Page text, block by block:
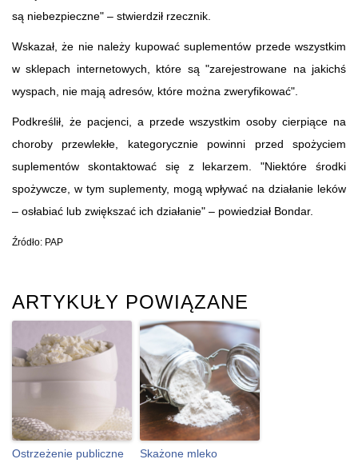
są niebezpieczne" – stwierdził rzecznik.
Wskazał, że nie należy kupować suplementów przede wszystkim
w sklepach internetowych, które są "zarejestrowane na jakichś
wyspach, nie mają adresów, które można zweryfikować".
Podkreślił, że pacjenci, a przede wszystkim osoby cierpiące na
choroby przewlekłe, kategorycznie powinni przed spożyciem
suplementów skontaktować się z lekarzem. "Niektóre środki
spożywcze, w tym suplementy, mogą wpływać na działanie leków
– osłabiać lub zwiększać ich działanie" – powiedział Bondar.
Źródło: PAP
ARTYKUŁY POWIĄZANE
Ostrzeżenie publiczne
Skażone mleko